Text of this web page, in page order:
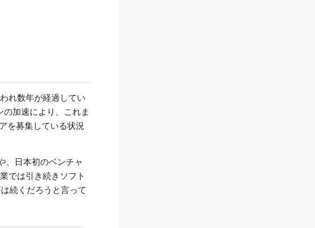
れ数年が経過してい
加速により、これま
を募集している状況
、日本初のベンチャ
では引き続きソフト
続くだろうと言って